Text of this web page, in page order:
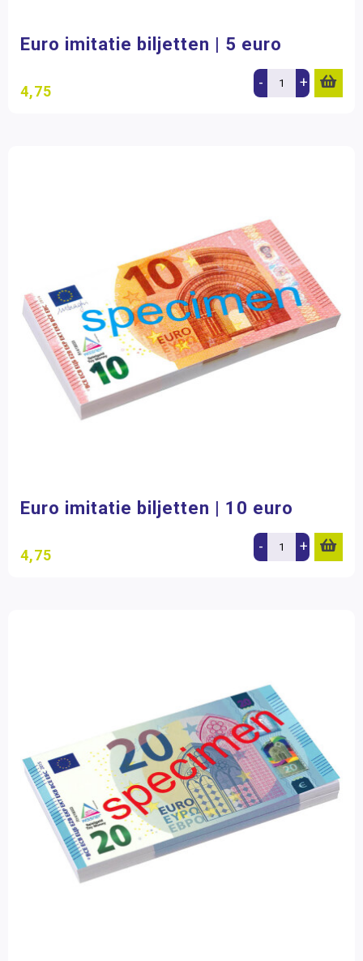
Euro imitatie biljetten | 5 euro
4,75 - +
Euro imitatie biljetten | 10 euro
4,75 - +